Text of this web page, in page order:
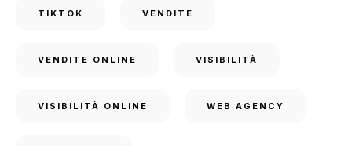
TIKTOK VENDITE
VENDITE ONLINE VISIBILITÀ
VISIBILITÀ ONLINE WEB AGENCY